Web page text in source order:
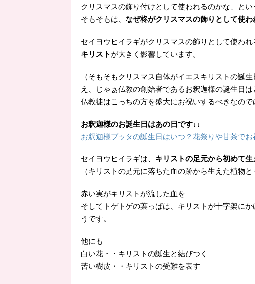
クリスマスの飾り付けとして使われるのかな、と
そもそもは、 なぜ柊がクリスマスの飾りとして使わ
セイヨウヒイラギがクリスマスの飾りとして使われ
キリスト が大きく影響しています。
（そもそもクリスマス自体がイエスキリストの誕
え、じゃぁ仏教の創始者であるお釈迦様の誕生日は
仏教徒はこっちの方を盛大にお祝いするべきなので
お釈迦様のお誕生日はあの日です↓↓
お釈迦様ブッタの誕生日はいつ？花祭りや甘茶でお
セイヨウヒイラギは、 キリストの足元から初めて生
（キリストの足元に落ちた血の跡から生えた植物と
赤い実がキリストが流した血を
そしてトゲトゲの葉っぱは、キリストが十字架に
うです。
他にも
白い花・・キリストの誕生と結びつく
苦い樹皮・・キリストの受難を表す